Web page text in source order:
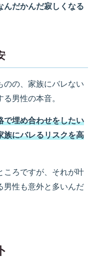
んだかんだ寂しくなる
のの、家族にバレない
男性の本音。
で埋め合わせをしたい
族にバレるリスクを高
ころですが、それが叶
男性も意外と多いんだ